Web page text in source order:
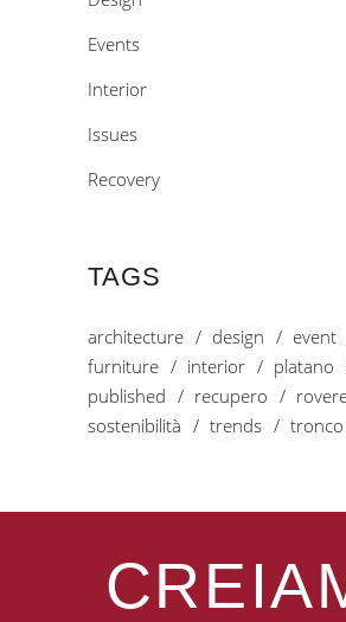
Events
Interior
Issues
Recovery
TAGS
architecture design
event
furniture
interior
platano
published
recupero
sostenibilità
trends tronco